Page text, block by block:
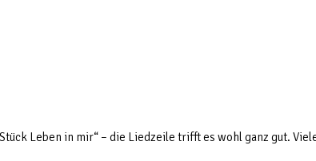
Leben in mir“ – die Liedzeile trifft es wohl ganz gut.